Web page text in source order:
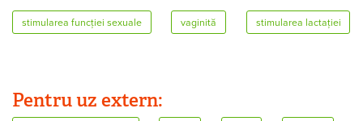
stimularea funcției sexuale vaginită stimularea lactației
Pentru uz extern: